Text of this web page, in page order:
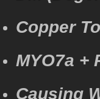
Copper
MYO7a +
Causing